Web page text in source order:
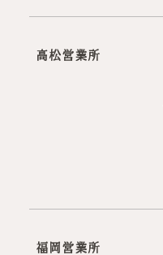
高松営業所
福岡営業所